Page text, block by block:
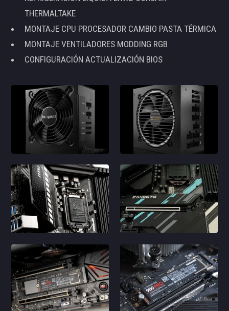
THERMALTAKE
MONTAJE CPU PROCESADOR CAMBIO PASTA TÉRMICA
MONTAJE VENTILADORES MODDING RGB
CONFIGURACIÓN ACTUALIZACIÓN BIOS